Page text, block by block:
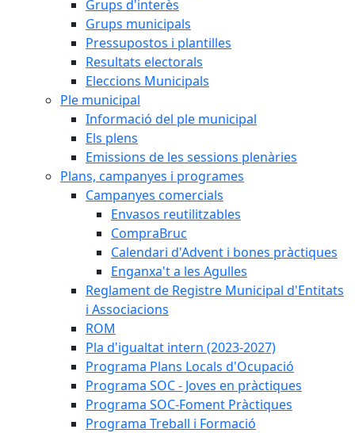
Grups d'interès
Grups municipals
Pressupostos i plantilles
Resultats electorals
Eleccions Municipals
Ple municipal
Informació del ple municipal
Els plens
Emissions de les sessions plenàries
Plans, campanyes i programes
Campanyes comercials
Envasos reutilitzables
CompraBruc
Calendari d'Advent i bones pràctiques
Enganxa't a les Agulles
Reglament de Registre Municipal d'Entitats
i Associacions
ROM
Pla d'igualtat intern (2023-2027)
Programa Plans Locals d'Ocupació
Programa SOC - Joves en pràctiques
Programa SOC-Foment Pràctiques
Programa Treball i Formació